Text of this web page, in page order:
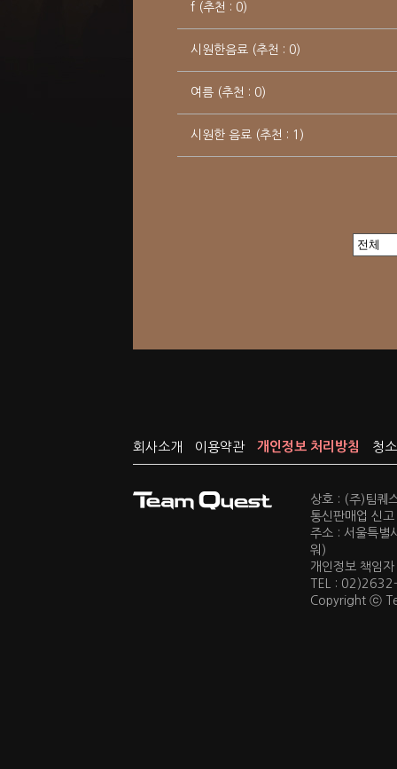
f (추천 : 0)
시원한음료 (추천 : 0)
여름 (추천 : 0)
시원한 음료 (추천 : 1)
회사소개 이용약관 개인정보 처리방침 청
상호 : (주)팀퀘
통신판매업 신
주소 : 서울특
워)
개인정보 책
TEL :
Copyright ⓒ